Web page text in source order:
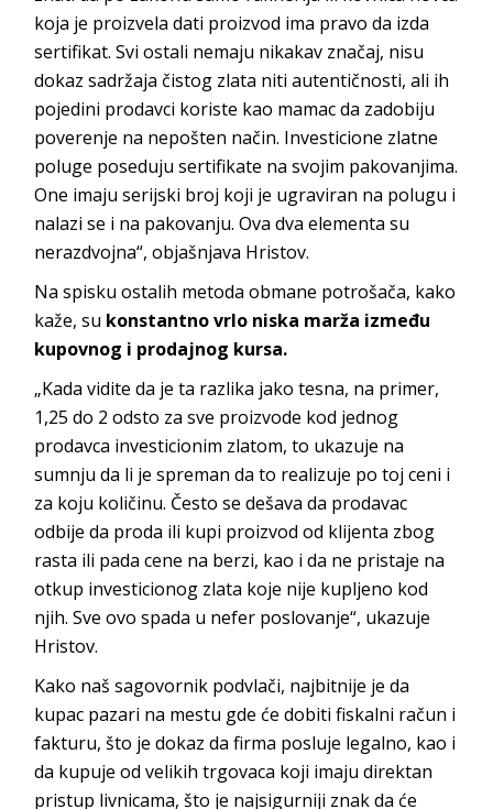
koja je proizvela dati proizvod ima pravo da izda
sertifikat. Svi ostali nemaju nikakav značaj, nisu
dokaz sadržaja čistog zlata niti autentičnosti, ali ih
pojedini prodavci koriste kao mamac da zadobiju
poverenje na nepošten način. Investicione zlatne
poluge poseduju sertifikate na svojim pakovanjima.
One imaju serijski broj koji je ugraviran na polugu i
nalazi se i na pakovanju. Ova dva elementa su
nerazdvojna“, objašnjava Hristov.
Na spisku ostalih metoda obmane potrošača, kako
kaže, su konstantno vrlo niska marža između
kupovnog i prodajnog kursa.
„Kada vidite da je ta razlika jako tesna, na primer,
1,25 do 2 odsto za sve proizvode kod jednog
prodavca investicionim zlatom, to ukazuje na
sumnju da li je spreman da to realizuje po toj ceni i
za koju količinu. Često se dešava da prodavac
odbije da proda ili kupi proizvod od klijenta zbog
rasta ili pada cene na berzi, kao i da ne pristaje na
otkup investicionog zlata koje nije kupljeno kod
njih. Sve ovo spada u nefer poslovanje“, ukazuje
Hristov.
Kako naš sagovornik podvlači, najbitnije je da
kupac pazari na mestu gde će dobiti fiskalni račun i
fakturu, što je dokaz da firma posluje legalno, kao i
da kupuje od velikih trgovaca koji imaju direktan
pristup livnicama, što je najsigurniji znak da će